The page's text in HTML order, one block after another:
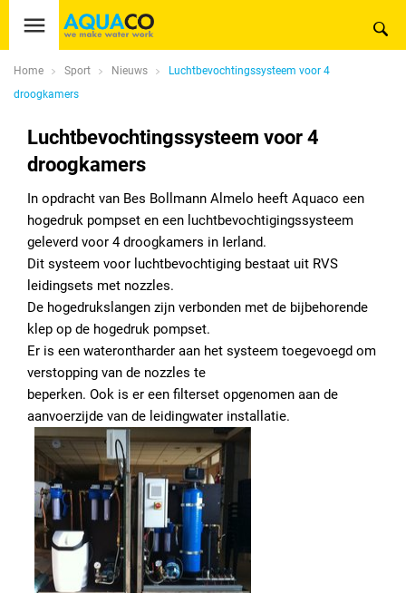
Home Sport Nieuws
Luchtbevochtingssysteem voor 4
droogkamers
Luchtbevochtingssysteem voor 4
droogkamers
In opdracht van Bes Bollmann Almelo heeft Aquaco een
hogedruk pompset en een luchtbevochtigingssysteem
geleverd voor 4 droogkamers in Ierland.
Dit systeem voor luchtbevochtiging bestaat uit RVS
leidingsets met nozzles.
De hogedrukslangen zijn verbonden met de bijbehorende
klep op de hogedruk pompset.
Er is een waterontharder aan het systeem toegevoegd om
verstopping van de nozzles te
beperken. Ook is er een filterset opgenomen aan de
aanvoerzijde van de leidingwater installatie.